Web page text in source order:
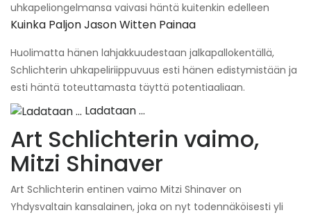
uhkapeliongelmansa vaivasi häntä kuitenkin edelleen
Kuinka Paljon Jason Witten Painaa
Huolimatta hänen lahjakkuudestaan ​​jalkapallokentällä,
Schlichterin uhkapeliriippuvuus esti hänen edistymistään ja
esti häntä toteuttamasta täyttä potentiaaliaan.
Ladataan ...
Art Schlichterin vaimo,
Mitzi Shinaver
Art Schlichterin entinen vaimo Mitzi Shinaver on
Yhdysvaltain kansalainen, joka on nyt todennäköisesti yli